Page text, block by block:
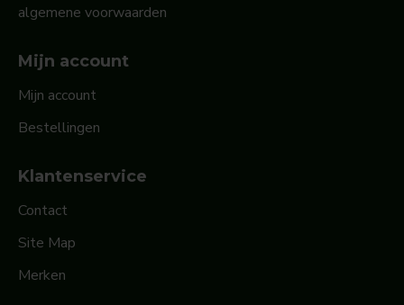
algemene voorwaarden
Mijn account
Mijn account
Bestellingen
Klantenservice
Contact
Site Map
Merken